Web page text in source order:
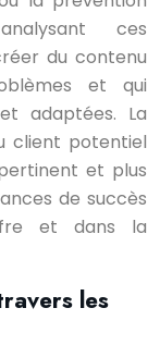
ces
du contenu
et qui
adaptées. La
client potentiel
et plus
de succès
et dans la
les